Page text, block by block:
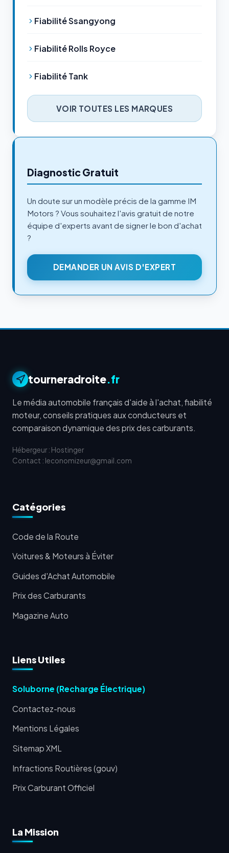
Fiabilité Ssangyong
Fiabilité Rolls Royce
Fiabilité Tank
VOIR TOUTES LES MARQUES
Diagnostic Gratuit
Un doute sur un modèle précis de la gamme IM
Motors ? Vous souhaitez l'avis gratuit de notre
équipe d'experts avant de signer le bon d'achat
?
DEMANDER UN AVIS D'EXPERT
tourneradroite.fr
Le média automobile français d'aide à l'achat, fiabilité
moteur, conseils pratiques aux conducteurs et
comparaison dynamique des prix des carburants.
Hébergeur : Hostinger
Contact : leconomizeur@gmail.com
Catégories
Code de la Route
Voitures & Moteurs à Éviter
Guides d'Achat Automobile
Prix des Carburants
Magazine Auto
Liens Utiles
Soluborne (Recharge Électrique)
Contactez-nous
Mentions Légales
Sitemap XML
Infractions Routières (gouv)
Prix Carburant Officiel
La Mission